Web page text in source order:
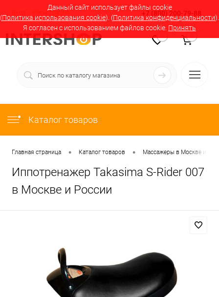
Данный сайт использует файлы cookie
(Политика использования cookie). (Политика конфиденциальности).
Я согласен с использованием файлов cookie. Принять
Вход Регистрация +7 (800) 200-79-88
Каталог товаров
Главная страница • Каталог товаров • Массажеры в Москве и
Иппотренажер Takasima S-Rider 007
в Москве и России